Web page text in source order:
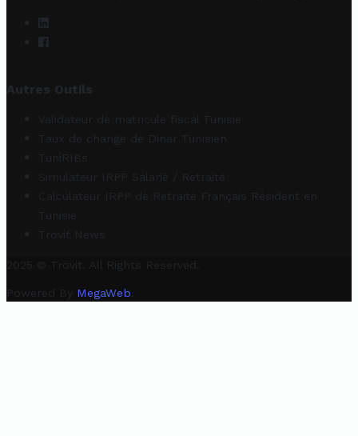
Autres Outils
Validateur de matricule fiscal Tunisie
Taux de change de Dinar Tunisien
TuniRIBs
Simulateur IRPP Salarié / Retraité
Calculateur IRPP de Retraité Français Résident en
Tunisie
Trovit News
2025 © Trovit. All Rights Reserved.
Powered By MegaWeb